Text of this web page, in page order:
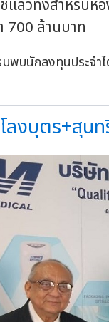
แล้วทิ้งสำหรับ
700 ล้านบาท
ลงบุตร+สุน